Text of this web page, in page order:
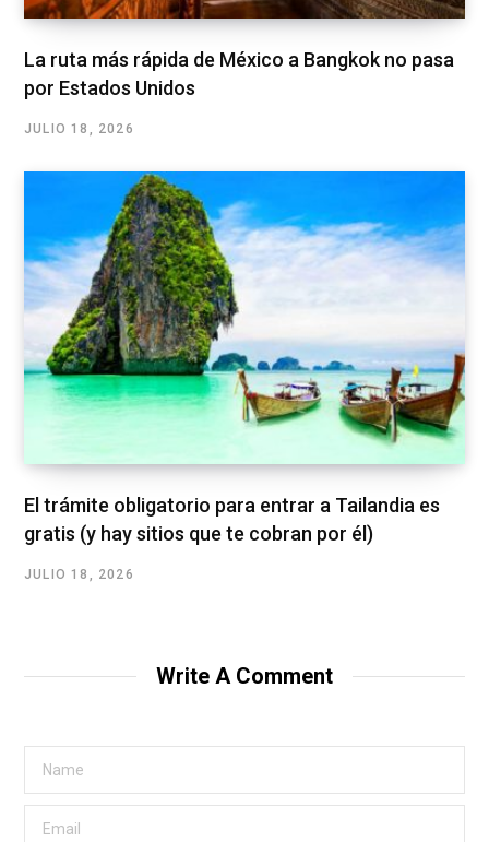
La ruta más rápida de México a Bangkok no pasa
por Estados Unidos
JULIO 18, 2026
El trámite obligatorio para entrar a Tailandia es
gratis (y hay sitios que te cobran por él)
JULIO 18, 2026
Write A Comment